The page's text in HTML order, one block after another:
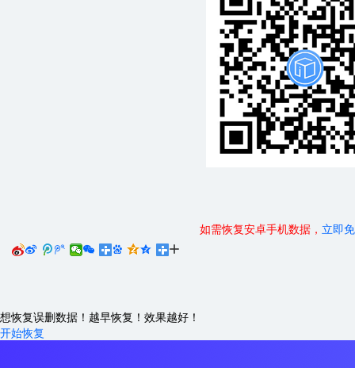
如需恢复安卓手机数据， 立即
     
想恢复误删数据！越早恢复！效果越好！
开始恢复